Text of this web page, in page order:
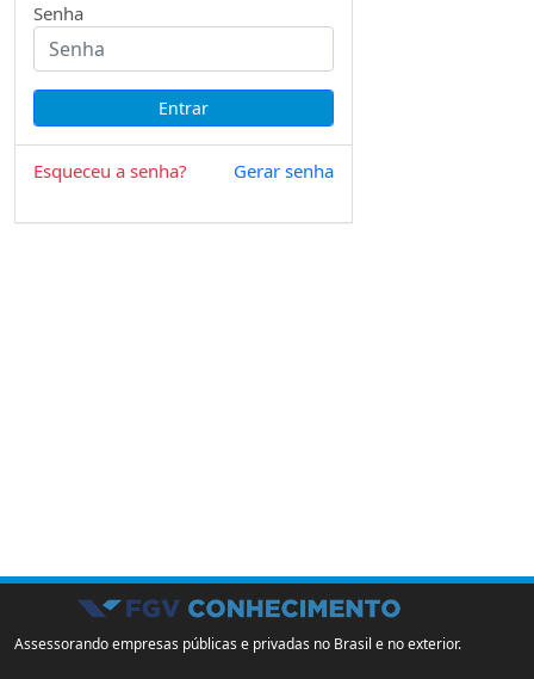
Senha
Esqueceu a senha? Gerar senha
Assessorando empresas públicas e privadas no Brasil e no exterior.